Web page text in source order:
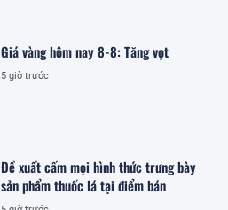
Giá vàng hôm nay 8-8: Tăng vọt
5 giờ trước
Đề xuất cấm mọi hình thức trưng bày
sản phẩm thuốc lá tại điểm bán